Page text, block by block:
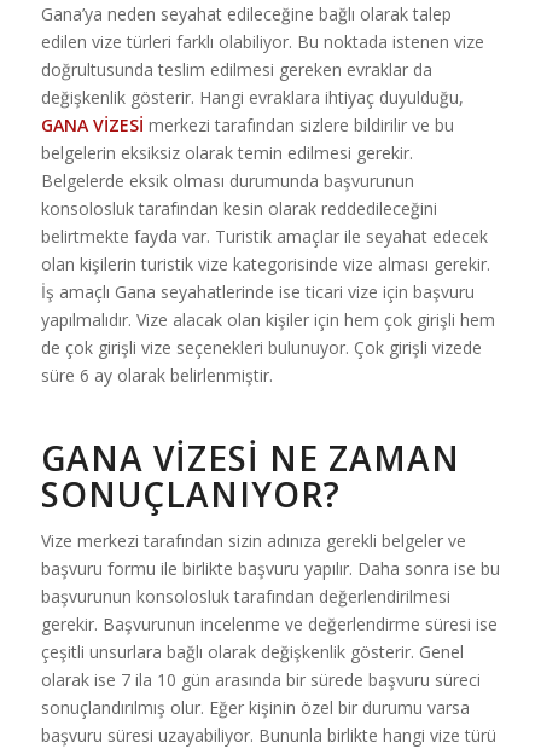
Gana’ya neden seyahat edileceğine bağlı olarak talep
edilen vize türleri farklı olabiliyor. Bu noktada istenen vize
doğrultusunda teslim edilmesi gereken evraklar da
değişkenlik gösterir. Hangi evraklara ihtiyaç duyulduğu,
GANA VİZESİ merkezi tarafından sizlere bildirilir ve bu
belgelerin eksiksiz olarak temin edilmesi gerekir.
Belgelerde eksik olması durumunda başvurunun
konsolosluk tarafından kesin olarak reddedileceğini
belirtmekte fayda var. Turistik amaçlar ile seyahat edecek
olan kişilerin turistik vize kategorisinde vize alması gerekir.
İş amaçlı Gana seyahatlerinde ise ticari vize için başvuru
yapılmalıdır. Vize alacak olan kişiler için hem çok girişli hem
de çok girişli vize seçenekleri bulunuyor. Çok girişli vizede
süre 6 ay olarak belirlenmiştir.
GANA VIZESI NE ZAMAN
SONUÇLANIYOR?
Vize merkezi tarafından sizin adınıza gerekli belgeler ve
başvuru formu ile birlikte başvuru yapılır. Daha sonra ise bu
başvurunun konsolosluk tarafından değerlendirilmesi
gerekir. Başvurunun incelenme ve değerlendirme süresi ise
çeşitli unsurlara bağlı olarak değişkenlik gösterir. Genel
olarak ise 7 ila 10 gün arasında bir sürede başvuru süreci
sonuçlandırılmış olur. Eğer kişinin özel bir durumu varsa
başvuru süresi uzayabiliyor. Bununla birlikte hangi vize türü